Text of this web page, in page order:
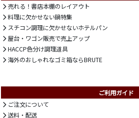
売れる！書店本棚のレイアウト
料理に欠かせない鍋特集
スチコン調理に欠かせないホテルパン
屋台・ワゴン販売で売上アップ
HACCP色分け調理道具
海外のおしゃれなゴミ箱ならBRUTE
ご利用ガイド
ご注文について
送料・配送